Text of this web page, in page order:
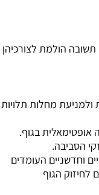
הולמת לצורכיהן
מחלות תלויות
בגוף.
הסביבה.
וחדשניים העומדים
הגוף